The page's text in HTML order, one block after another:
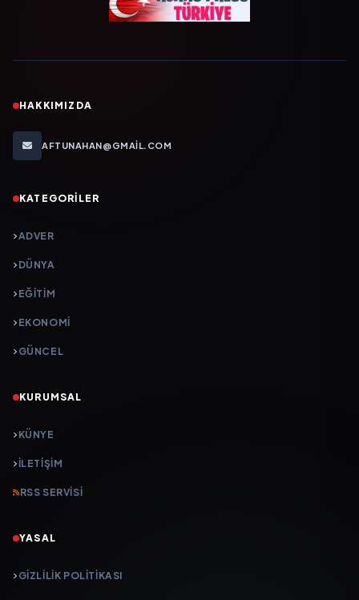
HAKKIMIZDA
AFTUNAHAN@GMAIL.COM
KATEGORILER
ADVER
DÜNYA
EĞİTİM
EKONOMİ
GÜNCEL
KURUMSAL
KÜNYE
İLETIŞIM
RSS SERVISI
YASAL
GIZLILIK POLITIKASI